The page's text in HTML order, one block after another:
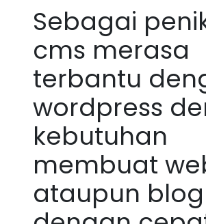
Sebagai
cms merasa
terbantu
wordpress
kebutuhan
membuat
ataupun blog